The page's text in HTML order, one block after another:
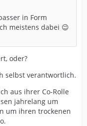
in Form
meistens dabei 😉
oder?
selbst verantwortlich.
aus ihrer Co-Rolle
jahrelang um
um ihren trockenen